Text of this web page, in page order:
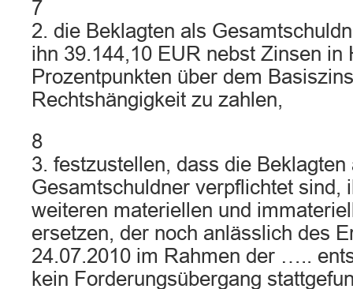
7
2. die Beklagten als
ihn 39.144,10 EUR nebst Zinsen in
Prozentpunkten über dem
Rechtshängigkeit zu zahlen,
8
3. festzustellen, dass die Beklagten
Gesamtschuldner verpflichtet sind,
weiteren materiellen und
ersetzen, der noch anlässlich des
24.07.2010 im Rahmen der …..
kein Forderungsübergang